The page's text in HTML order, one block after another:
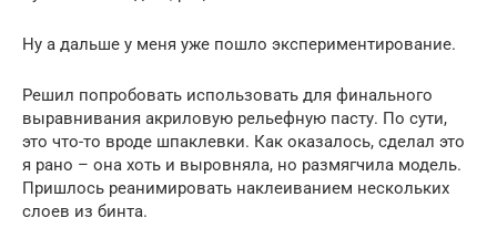
Ну а дальше у меня уже пошло экспериментирование.
Решил попробовать использовать для финального
выравнивания акриловую рельефную пасту. По сути,
это что-то вроде шпаклевки. Как оказалось, сделал это
я рано – она хоть и выровняла, но размягчила модель.
Пришлось реанимировать наклеиванием нескольких
слоев из бинта.